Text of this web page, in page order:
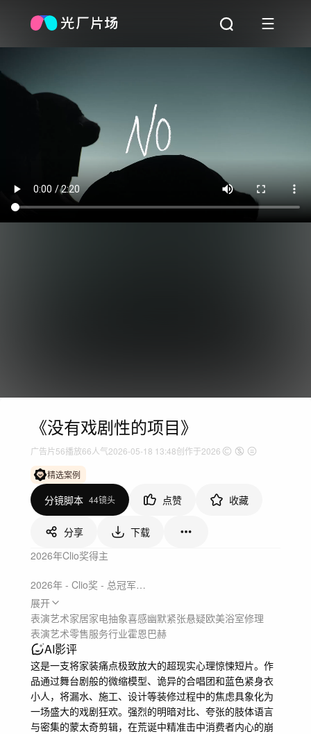
《没有戏剧性的项目》
广告片56播放66人气2026-05-18 13:48创作于2026
精选案例
分镜脚本 44镜头 点赞 收藏
分享
下载
2026年Clio奖得主
2026年 - Clio奖 - 总冠军
2026年 - Clio奖 - 金奖 - X3
2026年 - Clio奖 - 银奖 - X2
2026年 - Clio奖 - 铜奖 - X3
展开
表演艺术家居家电抽象喜感幽默紧张悬疑欧美浴室修理
表演艺术零售服务行业霍恩巴赫
AI影评
这是一支将家装痛点极致放大的超现实心理惊悚短片。作
品通过舞台剧般的微缩模型、诡异的合唱团和蓝色紧身衣
小人，将漏水、施工、设计等装修过程中的焦虑具象化为
一场盛大的戏剧狂欢。强烈的明暗对比、夸张的肢体语言
与密集的蒙太奇剪辑，在荒诞中精准击中消费者内心的崩